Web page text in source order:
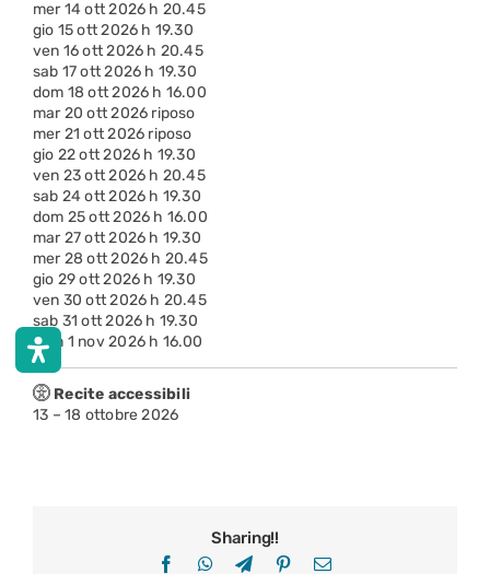
mer 14 ott 2026 h 20.45
gio 15 ott 2026 h 19.30
ven 16 ott 2026 h 20.45
sab 17 ott 2026 h 19.30
dom 18 ott 2026 h 16.00
mar 20 ott 2026 riposo
mer 21 ott 2026 riposo
gio 22 ott 2026 h 19.30
ven 23 ott 2026 h 20.45
sab 24 ott 2026 h 19.30
dom 25 ott 2026 h 16.00
mar 27 ott 2026 h 19.30
mer 28 ott 2026 h 20.45
gio 29 ott 2026 h 19.30
ven 30 ott 2026 h 20.45
sab 31 ott 2026 h 19.30
dom 1 nov 2026 h 16.00
Recite accessibili
13 – 18 ottobre 2026
Sharing!!
FacebookWhatsApp
TelegramPinterestEmail